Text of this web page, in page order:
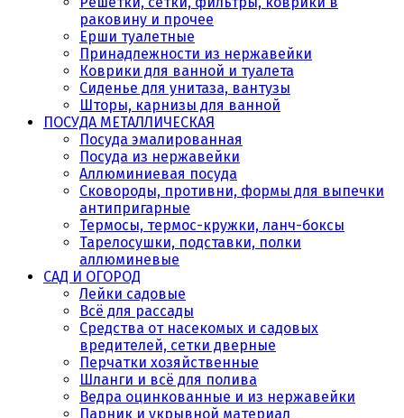
раковину и прочее
Ерши туалетные
Принадлежности из нержавейки
Коврики для ванной и туалета
Сиденье для унитаза, вантузы
Шторы, карнизы для ванной
ПОСУДА МЕТАЛЛИЧЕСКАЯ
Посуда эмалированная
Посуда из нержавейки
Аллюминиевая посуда
Сковороды, противни, формы для выпечки
антипригарные
Термосы, термос-кружки, ланч-боксы
Тарелосушки, подставки, полки
аллюминевые
САД И ОГОРОД
Лейки садовые
Всё для рассады
Средства от насекомых и садовых
вредителей, сетки дверные
Перчатки хозяйственные
Шланги и всё для полива
Ведра оцинкованные и из нержавейки
Парник и укрывной материал